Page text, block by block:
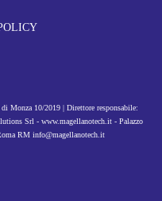
Monza 10/2019 | Direttore responsabile:
Srl - www.magellanotech.it - Palazzo
RM info@magellanotech.it